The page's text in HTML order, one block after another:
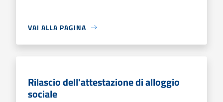
VAI ALLA PAGINA
Rilascio dell'attestazione di alloggio
sociale